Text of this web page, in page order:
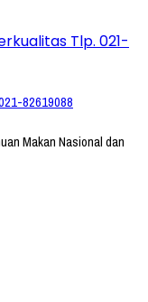
82619088
Makan Nasional dan